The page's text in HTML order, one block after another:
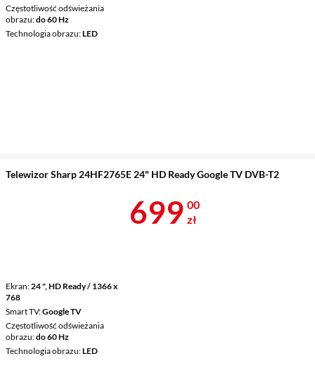
Częstotliwość odświeżania
obrazu do 60 Hz
Technologia obrazu LED
Telewizor Sharp 24HF2765E 24" HD Ready Google TV DVB-T2
Ekran 24 ", HD Ready / 1366 x
768
Smart TV Google TV
Częstotliwość odświeżania
obrazu do 60 Hz
Technologia obrazu LED
Cena 699 zł
699 00
zł